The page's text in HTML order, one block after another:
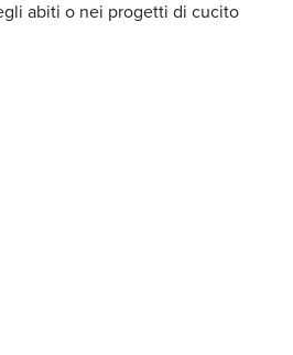
abiti o nei progetti di cucito